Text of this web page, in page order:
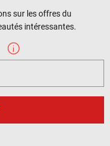
sur les offres du
intéressantes.